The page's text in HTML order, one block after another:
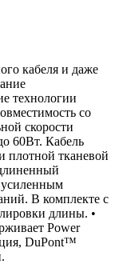
кабеля и даже
технологии
со
скорости
60Вт. Кабель
плотной тканевой
усиленным
В комплекте с
длины. •
Power
DuPont™